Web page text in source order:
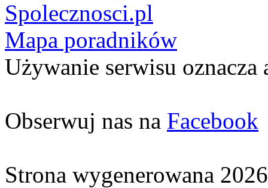
Spolecznosci.pl
Mapa poradników
Używanie serwisu oznacza
Obserwuj nas na Facebook
Strona wygenerowana